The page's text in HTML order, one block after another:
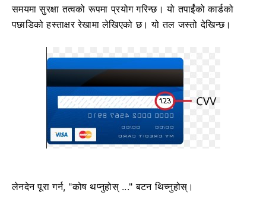
समयमा सुरक्षा तत्वको रूपमा प्रयोग गरिन्छ। यो तपाईंको कार्डको
पछाडिको हस्ताक्षर रेखामा लेखिएको छ। यो तल जस्तो देखिन्छ।
लेनदेन पूरा गर्न, "कोष थप्नुहोस् ..." बटन थिच्नुहोस्।